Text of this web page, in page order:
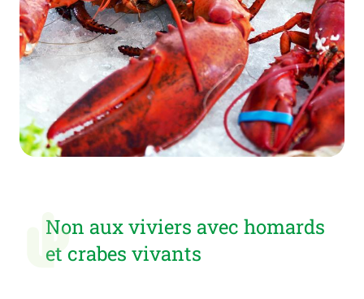
Non aux viviers avec homards
et crabes vivants